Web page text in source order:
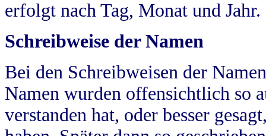
erfolgt nach Tag, Monat und Jahr.
Schreibweise der Namen
Bei den Schreibweisen der
Namen wurden offensichtlich so
verstanden hat, oder besser